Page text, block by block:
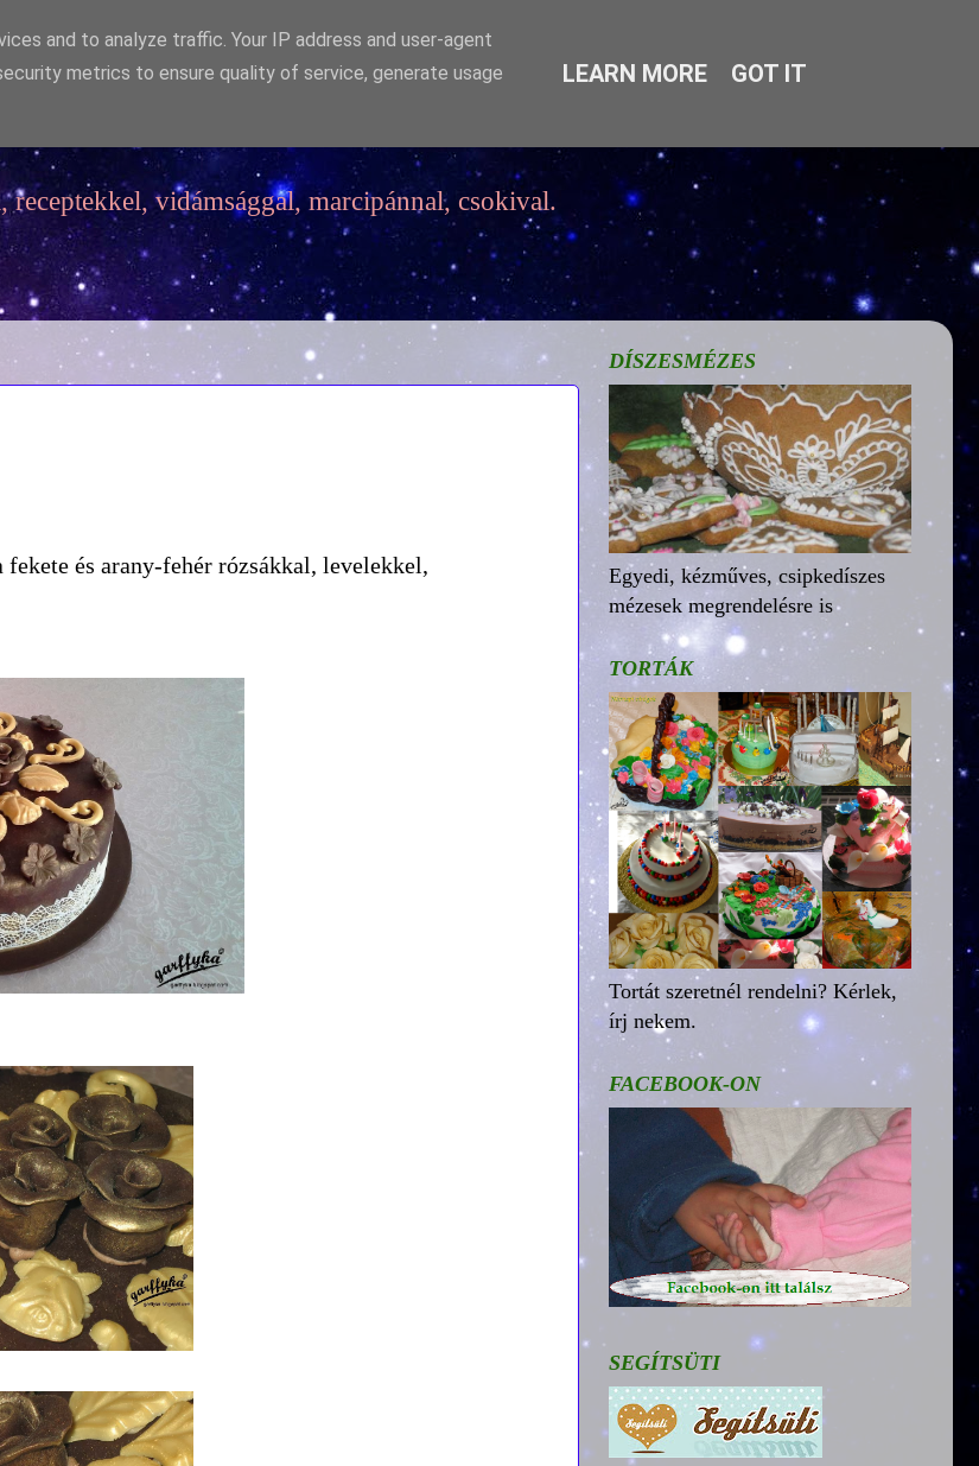
vidámsággal, marcipánnal, csokival.
és arany-fehér rózsákkal, levelekkel,
DÍSZESMÉZES
Egyedi, kézműves, csipkedíszes
mézesek megrendelésre is
TORTÁK
Tortát szeretnél rendelni? Kérlek,
írj nekem.
FACEBOOK-ON
SEGÍTSÜTI
and to analyze traffic. Your IP address and user-agent
metrics to ensure quality of service, generate usage
LEARN MORE GOT IT